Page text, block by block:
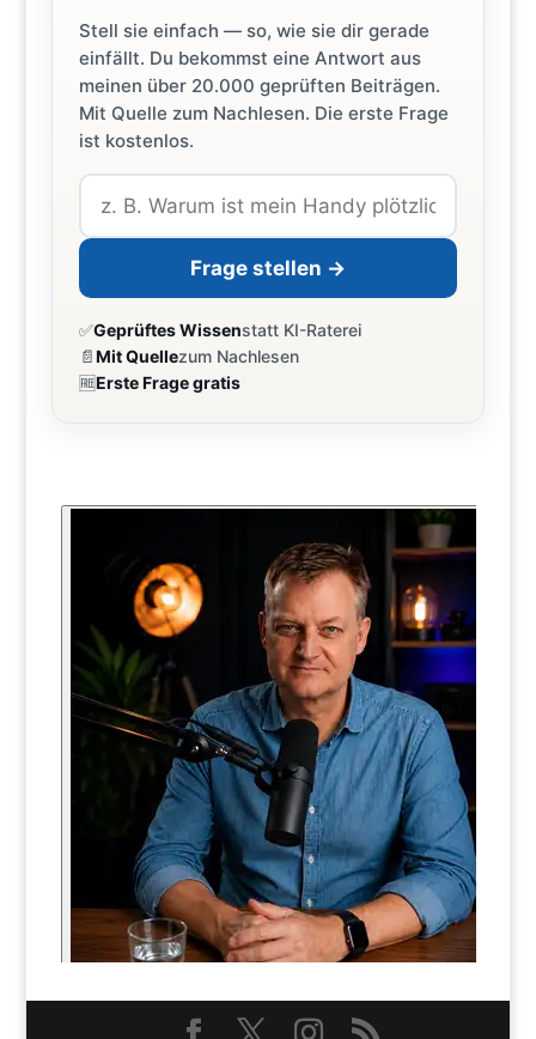
Stell sie einfach — so, wie sie dir gerade
einfällt. Du bekommst eine Antwort aus
meinen über 20.000 geprüften Beiträgen.
Mit Quelle zum Nachlesen. Die erste Frage
ist kostenlos.
Frage stellen →
✅Geprüftes Wissenstatt KI-Raterei
📄Mit Quellezum Nachlesen
🆓Erste Frage gratis